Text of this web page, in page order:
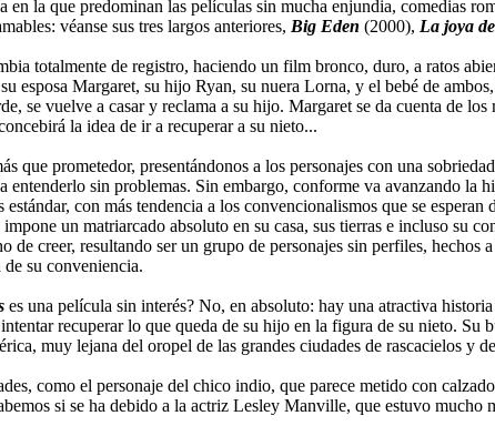
la que predominan las películas sin mucha enjundia, comedias
véanse sus tres largos anteriores, Big Eden (2000), La joya
totalmente de registro, haciendo un film bronco, duro, a ratos
esposa Margaret, su hijo Ryan, su nuera Lorna, y el bebé de
se vuelve a casar y reclama a su hijo. Margaret se da cuenta de
la idea de ir a recuperar a su nieto...
que prometedor, presentándonos a los personajes con una
entenderlo sin problemas. Sin embargo, conforme va avanzando
con más tendencia a los convencionalismos que se
un matriarcado absoluto en su casa, sus tierras e incluso su
de creer, resultando ser un grupo de personajes sin perfiles,
su conveniencia.
es una película sin interés? No, en absoluto: hay una atractiva
recuperar lo que queda de su hijo en la figura de su nieto. Su
muy lejana del oropel de las grandes ciudades de rascacielos y
como el personaje del chico indio, que parece metido con
si se ha debido a la actriz Lesley Manville, que estuvo mucho